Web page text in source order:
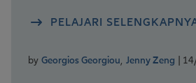
PELAJARI
by Georgios Georgiou, Jenny Zeng |